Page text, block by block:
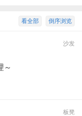
倒序浏览
看全部
沙发
～
板凳